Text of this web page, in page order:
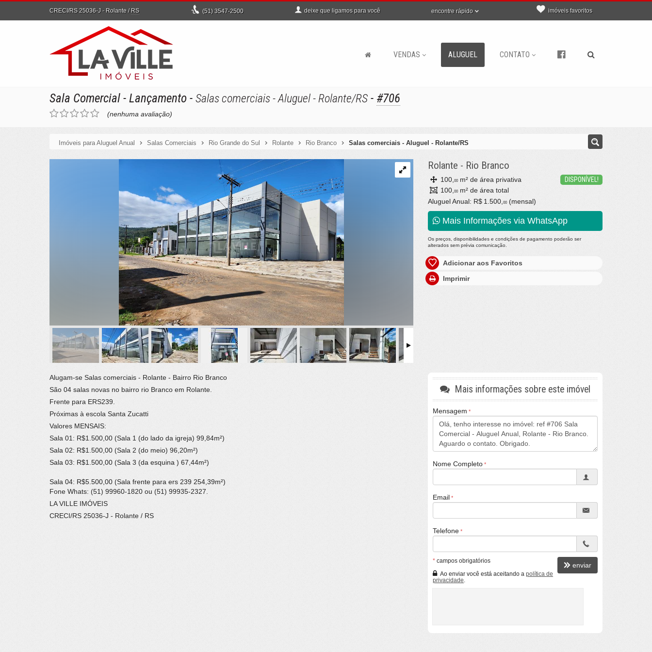
CRECI/RS 25036-J - Rolante / RS (51) 3547-2500 deixe que ligamos para você encontre rápido imóveis favoritos
VENDAS ALUGUEL CONTATO
Sala Comercial - Lançamento - Salas comerciais - Aluguel - Rolante/RS - #706
(nenhuma avaliação)
Imóveis para Aluguel Anual Salas Comerciais Rio Grande do Sul Rolante Rio Branco Salas comerciais - Aluguel - Rolante/RS
Rolante - Rio Branco
DISPONÍVEL!
100, 00 m² de área privativa
100, 00 m² de área total
Aluguel Anual: R$ 1.500, 00 (mensal)
Mais Informações via WhatsApp
Os preços, disponibilidades e condições de pagamento poderão ser
alterados sem prévia comunicação.
Adicionar aos Favoritos
Imprimir
Alugam-se Salas comerciais - Rolante - Bairro Rio Branco
São 04 salas novas no bairro rio Branco em Rolante.
Frente para ERS239.
Próximas à escola Santa Zucatti
Valores MENSAIS:
Sala 01: R$1.500,00 (Sala 1 (do lado da igreja) 99,84m²)
Sala 02: R$1.500,00 (Sala 2 (do meio) 96,20m²)
Sala 03: R$1.500,00 (Sala 3 (da esquina ) 67,44m²)
Sala 04: R$5.500,00 (Sala frente para ers 239 254,39m²)
Fone Whats: (51) 99960-1820 ou (51) 99935-2327.
LA VILLE IMÓVEIS
CRECI/RS 25036-J - Rolante / RS
Mais informações sobre este imóvel
Mensagem
Nome Completo
Email
Telefone
* campos obrigatórios
Ao enviar você está aceitando a política de
privacidade
enviar